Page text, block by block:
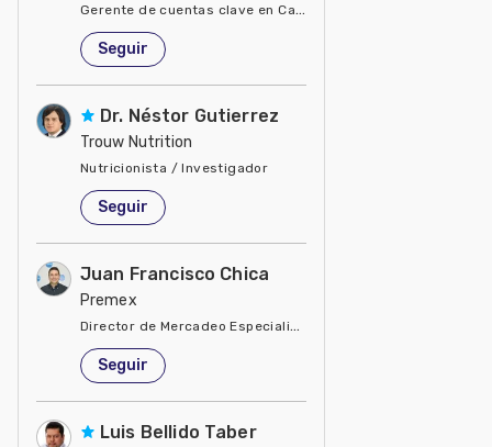
Gerente de cuentas clave en Cargill
Estados Unidos de América
Seguir
Dr. Néstor Gutierrez
Trouw Nutrition
Nutricionista / Investigador
Estados Unidos de América
Seguir
Juan Francisco Chica
Premex
Director de Mercadeo Especialidades
Estados Unidos de América
Seguir
Luis Bellido Taber